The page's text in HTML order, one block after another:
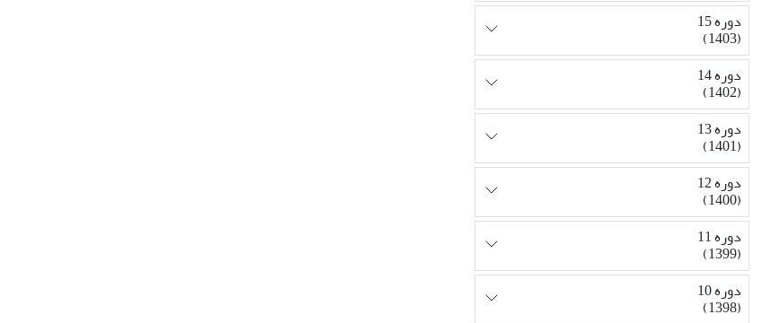
دوره 15
(1403)
دوره 14
(1402)
دوره 13
(1401)
دوره 12
(1400)
دوره 11
(1399)
دوره 10
(1398)